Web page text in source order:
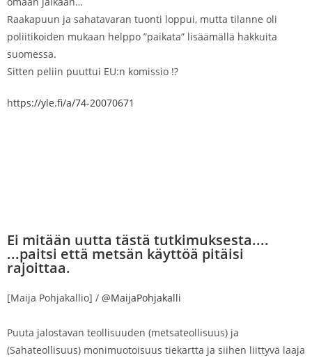
Raakapuun ja sahatavaran tuonti loppui, mutta tilanne oli
poliitikoiden mukaan helppo ”paikata” lisäämällä hakkuita
suomessa.
Sitten peliin puuttui EU:n komissio !?
https://yle.fi/a/74-20070671
Ei mitään uutta tästä tutkimuksesta....
...paitsi että metsän käyttöä pitäisi
rajoittaa.
[Maija Pohjakallio] / @MaijaPohjakalli
Puuta jalostavan teollisuuden (metsateollisuus) ja
(Sahateollisuus) monimuotoisuus tiekartta ja siihen liittyvä laaja